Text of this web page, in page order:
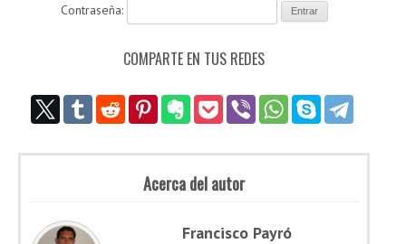
Contraseña:
COMPARTE EN TUS REDES
Acerca del autor
Francisco Payró